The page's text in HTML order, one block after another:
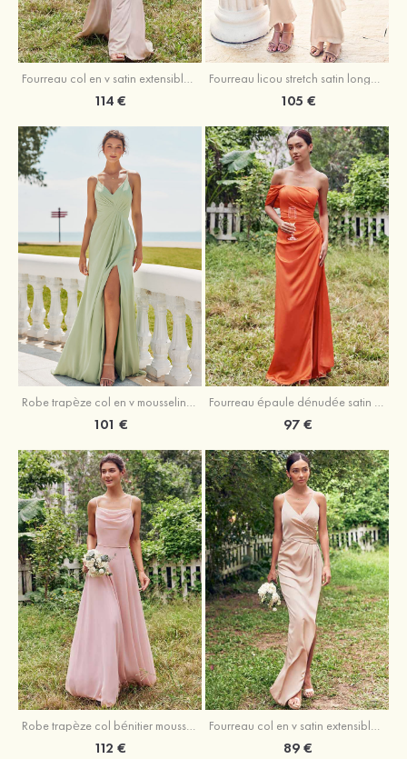
Fourreau col en v satin extensible ras du sol robe de demoiselle d'honneur
114 €
Fourreau licou stretch satin longueur cheville robe de demoiselle d'honneur
105 €
Robe trapèze col en v mousseline ras du sol robe de demoiselle d'honneur
101 €
Fourreau épaule dénudée satin extensible ras du sol robe de demoiselle d'honneur
97 €
Robe trapèze col bénitier mousseline ras du sol robe de demoiselle d'honneur
112 €
Fourreau col en v satin extensible asymétrique robe de demoiselle d'honneur
89 €